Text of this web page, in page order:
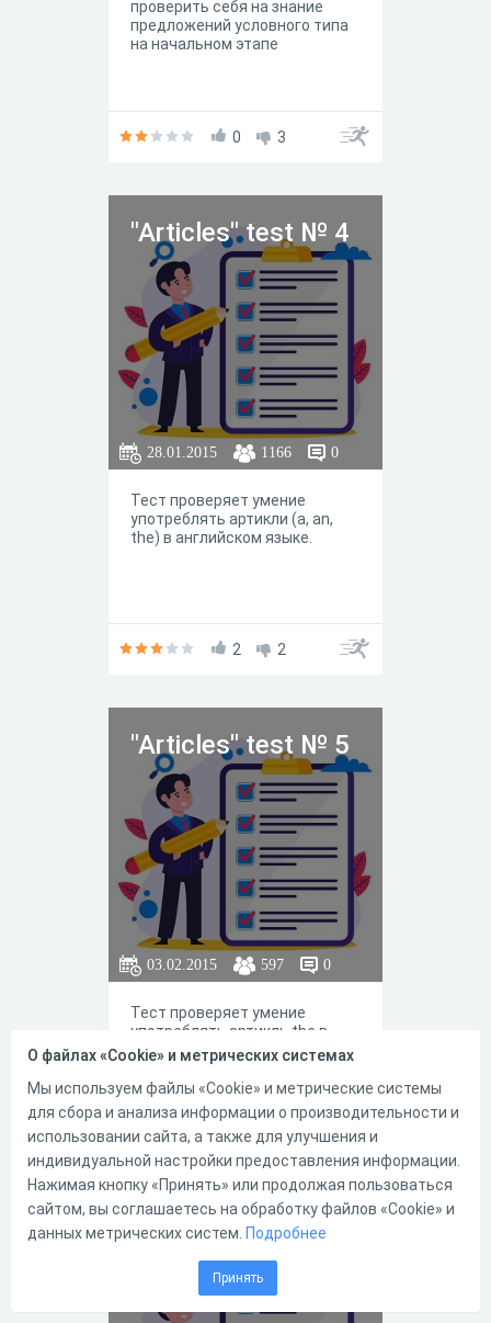
проверить себя на знание
предложений условного типа
на начальном этапе
0 3
"Articles" test № 4
28.01.2015 1166 0
Тест проверяет умение
употреблять артикли (a, an,
the) в английском языке.
2 2
"Articles" test № 5
03.02.2015 597 0
Тест проверяет умение
употреблять артикль the в
английском языке.
1 0
"Articles" test № 6
О файлах «Cookie» и метрических системах
Мы используем файлы «Cookie» и метрические системы
для сбора и анализа информации о производительности и
использовании сайта, а также для улучшения и
индивидуальной настройки предоставления информации.
Нажимая кнопку «Принять» или продолжая пользоваться
сайтом, вы соглашаетесь на обработку файлов «Cookie» и
данных метрических систем. Подробнее
Принять